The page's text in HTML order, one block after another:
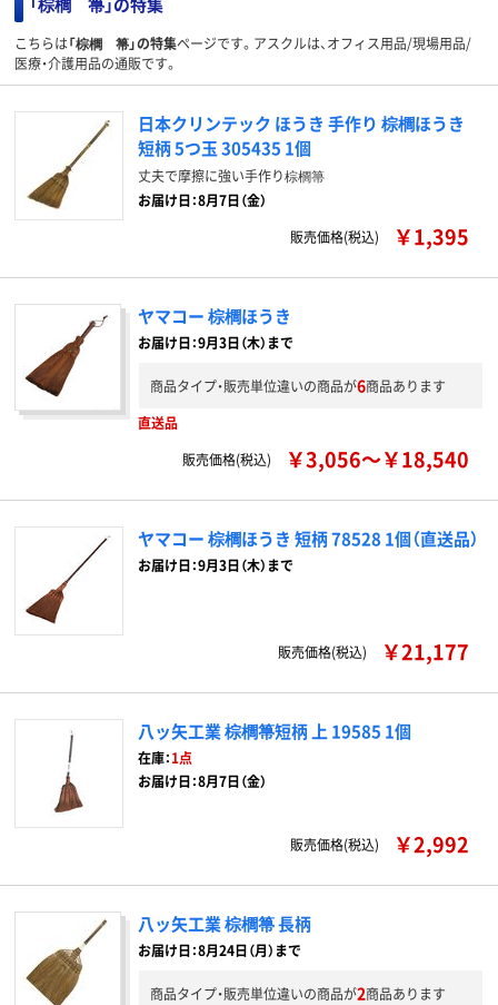
こちらは「棕櫚 箒」の特集ページです。アスクルは、オフィス用品/現場用品/
医療・介護用品の通販です。
日本クリンテック ほうき 手作り 棕櫚ほうき
短柄 5つ玉 305435 1個
丈夫で摩擦に強い手作り棕櫚箒
お届け日：8月7日（金）
販売価格(税込)
￥1,395
ヤマコー 棕櫚ほうき
お届け日：9月3日（木）まで
商品タイプ・販売単位違いの商品が6商品あります
直送品
販売価格(税込)
￥3,056～￥18,540
ヤマコー 棕櫚ほうき 短柄 78528 1個（直送品）
お届け日：9月3日（木）まで
販売価格(税込) ￥21,177
八ッ矢工業 棕櫚箒短柄 上 19585 1個
在庫：1点
お届け日：8月7日（金）
販売価格(税込) ￥2,992
八ッ矢工業 棕櫚箒 長柄
お届け日：8月24日（月）まで
商品タイプ・販売単位違いの商品が2商品あります